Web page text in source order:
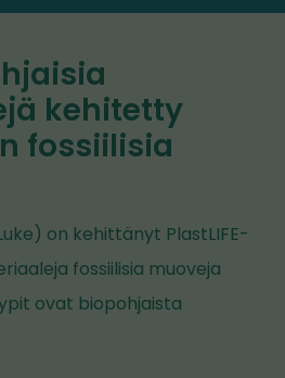
kehitetty
fossiilisia
on kehittänyt PlastLIFE-
fossiilisia muoveja
ovat biopohjaista